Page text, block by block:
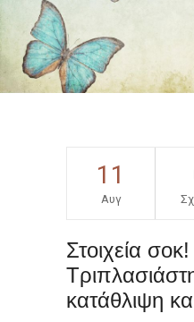
11
Αυγ
Στοιχεία σοκ!
κατάθλιψη